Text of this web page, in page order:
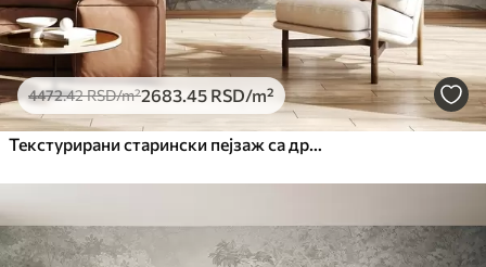
4472.42RSD/m²2683 .45 RSD/m²